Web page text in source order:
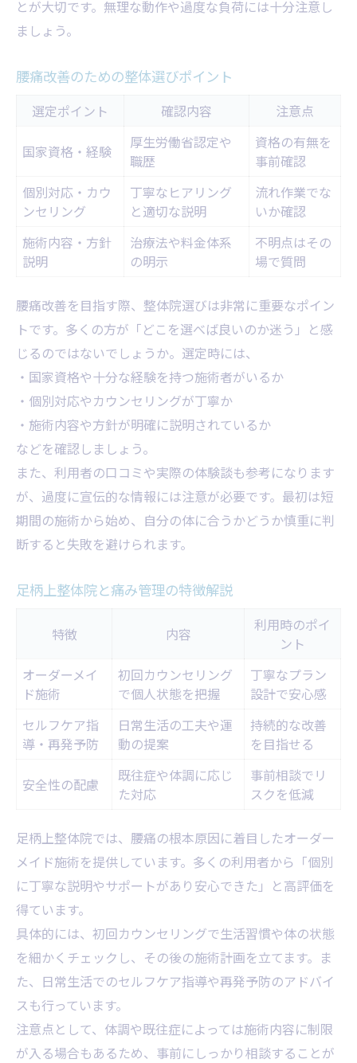
とが大切です。無理な動作や過度な負荷には十分注意し
ましょう。
腰痛改善のための整体選びポイント
選定ポイント 確認内容 注意点
国家資格・経験
厚生労働省認定や
職歴
資格の有無を
事前確認
個別対応・カウ
ンセリング
丁寧なヒアリング
と適切な説明
流れ作業でな
いか確認
施術内容・方針
説明
治療法や料金体系
の明示
不明点はその
場で質問
腰痛改善を目指す際、整体院選びは非常に重要なポイン
トです。多くの方が「どこを選べば良いのか迷う」と感
じるのではないでしょうか。選定時には、
・国家資格や十分な経験を持つ施術者がいるか
・個別対応やカウンセリングが丁寧か
・施術内容や方針が明確に説明されているか
などを確認しましょう。
また、利用者の口コミや実際の体験談も参考になります
が、過度に宣伝的な情報には注意が必要です。最初は短
期間の施術から始め、自分の体に合うかどうか慎重に判
断すると失敗を避けられます。
足柄上整体院と痛み管理の特徴解説
特徴 内容
利用時のポイ
ント
オーダーメイ
ド施術
初回カウンセリング
で個人状態を把握
丁寧なプラン
設計で安心感
セルフケア指
導・再発予防
日常生活の工夫や運
動の提案
持続的な改善
を目指せる
安全性の配慮
既往症や体調に応じ
た対応
事前相談でリ
スクを低減
足柄上整体院では、腰痛の根本原因に着目したオーダー
メイド施術を提供しています。多くの利用者から「個別
に丁寧な説明やサポートがあり安心できた」と高評価を
得ています。
具体的には、初回カウンセリングで生活習慣や体の状態
を細かくチェックし、その後の施術計画を立てます。ま
た、日常生活でのセルフケア指導や再発予防のアドバイ
スも行っています。
注意点として、体調や既往症によっては施術内容に制限
が入る場合もあるため、事前にしっかり相談することが